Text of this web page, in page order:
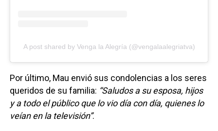
A post shared by Venga la Alegría (@vengalaalegriatva)
Por último, Mau envió sus condolencias a los seres
queridos de su familia: “Saludos a su esposa, hijos
y a todo el público que lo vio día con día, quienes lo
veían en la televisión”.